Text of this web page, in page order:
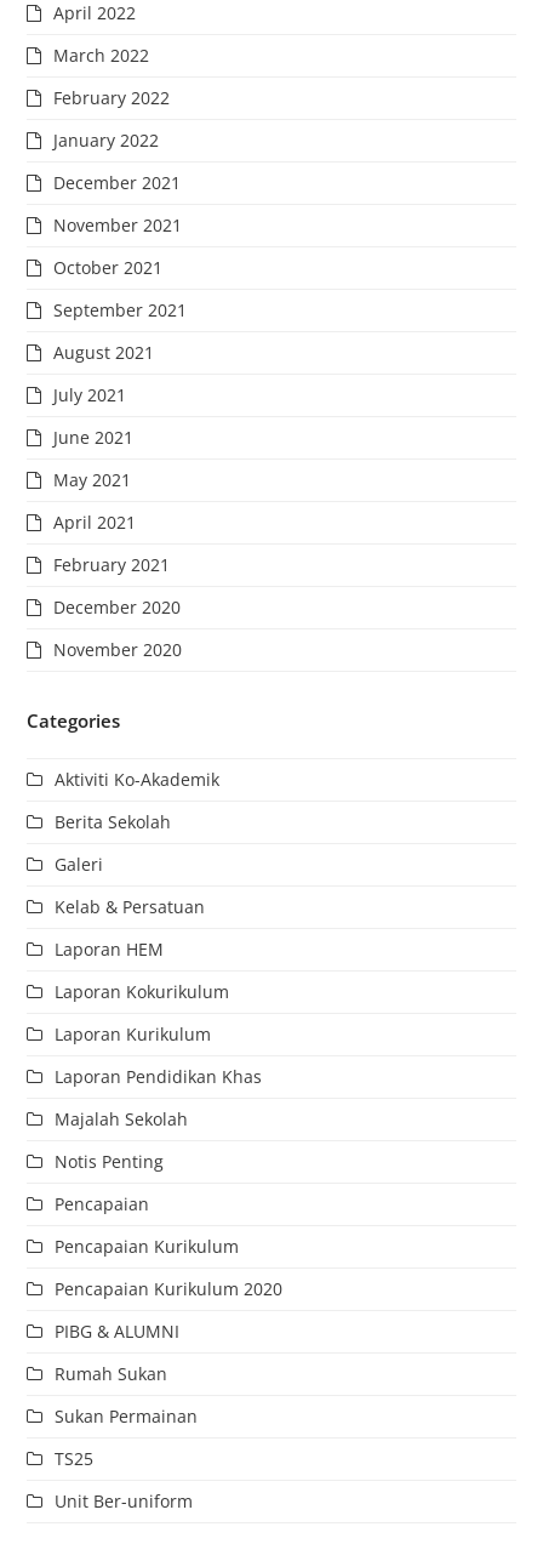
April 2022
March 2022
February 2022
January 2022
December 2021
November 2021
October 2021
September 2021
August 2021
July 2021
June 2021
May 2021
April 2021
February 2021
December 2020
November 2020
Categories
Aktiviti Ko-Akademik
Berita Sekolah
Galeri
Kelab & Persatuan
Laporan HEM
Laporan Kokurikulum
Laporan Kurikulum
Laporan Pendidikan Khas
Majalah Sekolah
Notis Penting
Pencapaian
Pencapaian Kurikulum
Pencapaian Kurikulum 2020
PIBG & ALUMNI
Rumah Sukan
Sukan Permainan
TS25
Unit Ber-uniform